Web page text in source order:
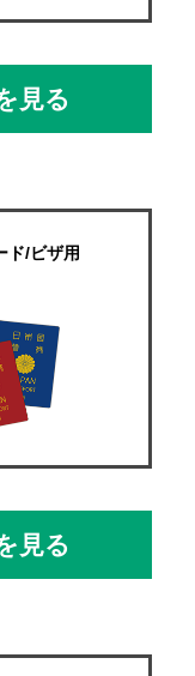
見る
ド/ビザ用
見る